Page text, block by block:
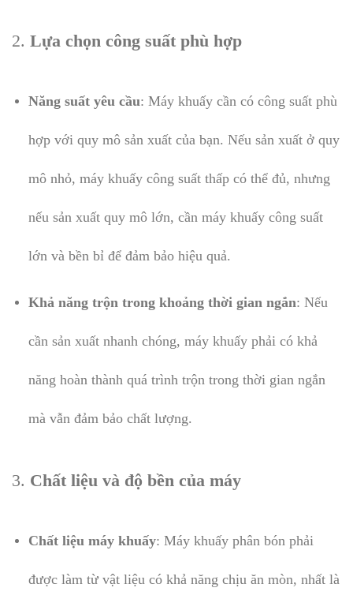
2. Lựa chọn công suất phù hợp
Năng suất yêu cầu: Máy khuấy cần có công suất phù
hợp với quy mô sản xuất của bạn. Nếu sản xuất ở quy
mô nhỏ, máy khuấy công suất thấp có thể đủ, nhưng
nếu sản xuất quy mô lớn, cần máy khuấy công suất
lớn và bền bỉ để đảm bảo hiệu quả.
Khả năng trộn trong khoảng thời gian ngắn: Nếu
cần sản xuất nhanh chóng, máy khuấy phải có khả
năng hoàn thành quá trình trộn trong thời gian ngắn
mà vẫn đảm bảo chất lượng.
3. Chất liệu và độ bền của máy
Chất liệu máy khuấy: Máy khuấy phân bón phải
được làm từ vật liệu có khả năng chịu ăn mòn, nhất là